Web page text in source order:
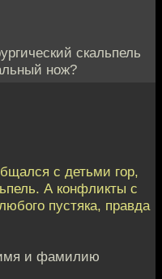
скальпель
нож?
с детьми гор,
А конфликты с
пустяка, правда
и фамилию